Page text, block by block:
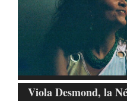
Viola Desmond, la